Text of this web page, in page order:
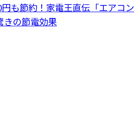
も節約！家電王直伝「エアコン
きの節電効果